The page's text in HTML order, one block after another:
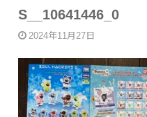
S__10641446_0
2024年11月27日